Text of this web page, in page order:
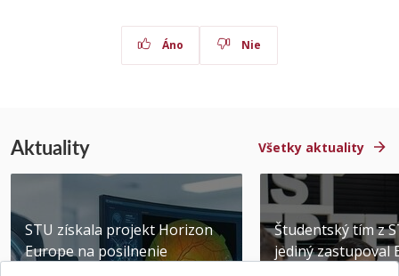
Áno Nie
Aktuality Všetky aktuality
STU získala projekt Horizon
Europe na posilnenie
Študentský tím z
jediný zastupoval